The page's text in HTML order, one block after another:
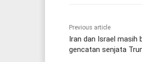
Previous article
Iran dan Israel masih
gencatan senjata